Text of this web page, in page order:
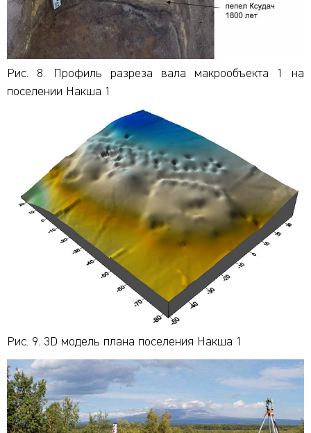
Рис. 8. Профиль разреза вала макрообъекта 1 на
поселении Накша 1
Рис. 9. 3D модель плана поселения Накша 1